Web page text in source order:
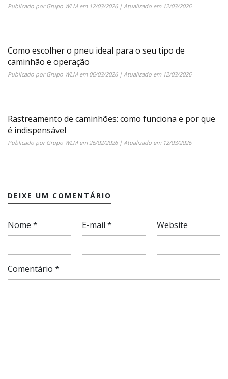
Publicado porGrupo WLMem 12/03/2026| Atualizado em 12/03/2026
Como escolher o pneu ideal para o seu tipo de
caminhão e operação
Publicado porGrupo WLMem 06/03/2026| Atualizado em 12/03/2026
Rastreamento de caminhões: como funciona e por que
é indispensável
Publicado porGrupo WLMem26/02/2026| Atualizado em 12/03/2026
DEIXE UM COMENTÁRIO
Nome * E-mail* Website
Comentário *